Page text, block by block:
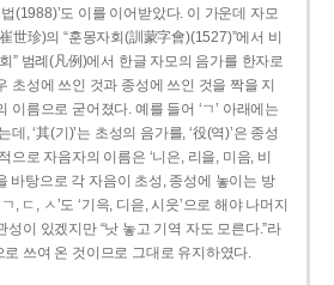
(1988)’도 이를 이어받았다. 이 가운데 자모
世珍)의 “훈몽자회(訓蒙字會)(1527)”에서 비
” 범례(凡例)에서 한글 자모의 음가를 한자로
초성에 쓰인 것과 종성에 쓰인 것을 짝을 지
이름으로 굳어졌다. 예를 들어 ‘ㄱ’ 아래에는
데, ‘其(기)’는 초성의 음가를, ‘役(역)’은 종성
으로 자음자의 이름은 ‘니은, 리을, 미음, 비
바탕으로 각 자음이 초성, 종성에 놓이는 방
, ㄷ, ㅅ’도 ‘기윽, 디읃, 시읏’으로 해야 나머지
성이 있겠지만 “낫 놓고 기역 자도 모른다.”라
쓰여 온 것이므로 그대로 유지하였다.